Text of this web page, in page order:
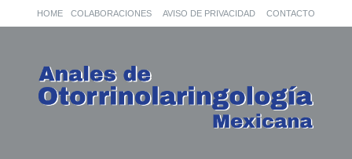
HOME COLABORACIONES AVISO DE PRIVACIDAD CONTACTO